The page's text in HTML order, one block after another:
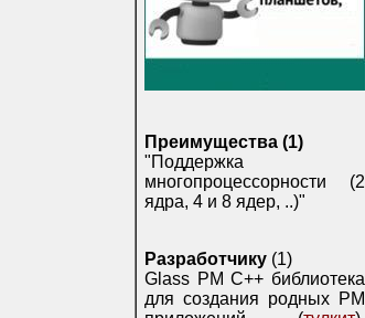
Преимущества (1)
"Поддержка
многопроцессорности (2
ядра, 4 и 8 ядер, ..)"
Разработчику (1)
Glass PM C++ библиотека
для создания родных PM